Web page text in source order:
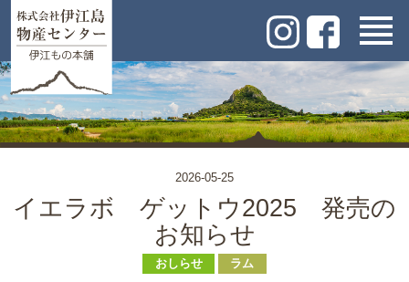
2026-05-25
イエラボ ゲットウ2025 発売の
お知らせ
おしらせ ラム